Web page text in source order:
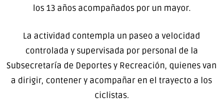
los 13 años acompañados por un mayor.
La actividad contempla un paseo a velocidad
controlada y supervisada por personal de la
Subsecretaría de Deportes y Recreación, quienes van
a dirigir, contener y acompañar en el trayecto a los
ciclistas.